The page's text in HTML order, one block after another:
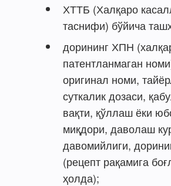
ХТТБ (Халқаро
таснифи) бўйича
дорининг ХПН
патентланмаган
оригинал номи,
суткалик дозаси,
вақти, қўллаш ёки
миқдори, даволаш
давомийлиги,
(рецепт рақамига
ҳолда);